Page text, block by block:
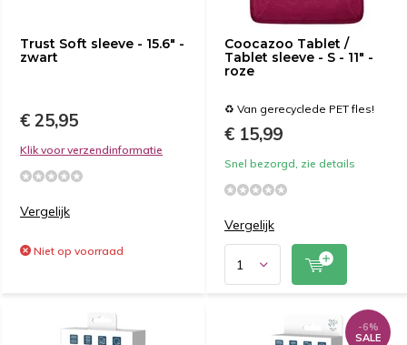
Trust Soft sleeve - 15.6" -
zwart
€ 25,95
Klik voor verzendinformatie
Vergelijk
Niet op voorraad
Coocazoo Tablet /
Tablet sleeve - S - 11" -
roze
♻️ Van gerecyclede PET fles!
€ 15,99
Snel bezorgd, zie details
Vergelijk
-6%
SALE